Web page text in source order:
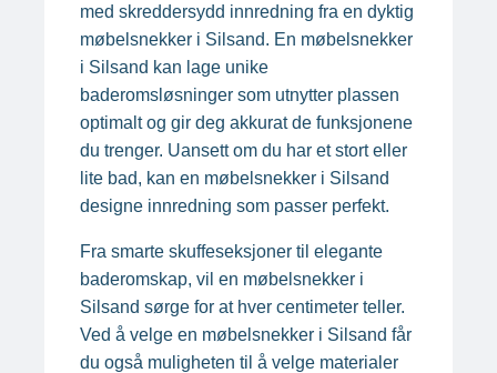
med skreddersydd innredning fra en dyktig
møbelsnekker i Silsand. En møbelsnekker
i Silsand kan lage unike
baderomsløsninger som utnytter plassen
optimalt og gir deg akkurat de funksjonene
du trenger. Uansett om du har et stort eller
lite bad, kan en møbelsnekker i Silsand
designe innredning som passer perfekt.
Fra smarte skuffeseksjoner til elegante
baderomskap, vil en møbelsnekker i
Silsand sørge for at hver centimeter teller.
Ved å velge en møbelsnekker i Silsand får
du også muligheten til å velge materialer